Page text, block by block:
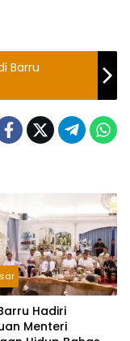
Barru
Hadiri
Menteri